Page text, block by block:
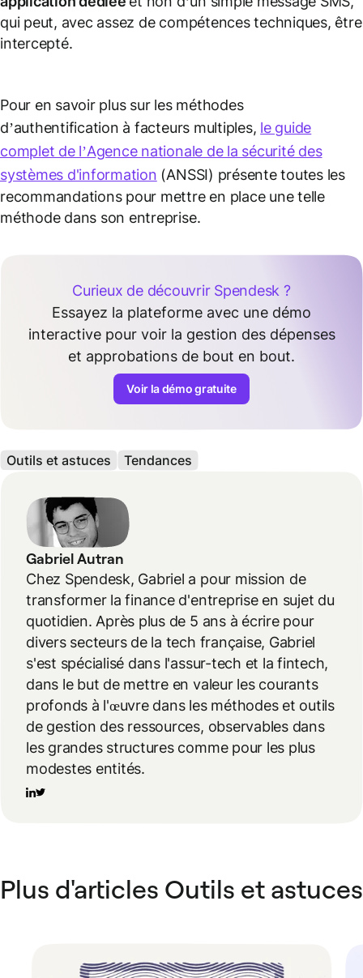
qui peut, avec assez de compétences techniques, être
intercepté.
Pour en savoir plus sur les méthodes
d’authentification à facteurs multiples, le guide
complet de l’Agence nationale de la sécurité des
systèmes d'information (ANSSI) présente toutes les
recommandations pour mettre en place une telle
méthode dans son entreprise.
Curieux de découvrir Spendesk ?
Essayez la plateforme avec une démo
interactive pour voir la gestion des dépenses
et approbations de bout en bout.
Voir la démo gratuite
Outils et astuces Tendances
Gabriel Autran
Chez Spendesk, Gabriel a pour mission de
transformer la finance d'entreprise en sujet du
quotidien. Après plus de 5 ans à écrire pour
divers secteurs de la tech française, Gabriel
s'est spécialisé dans l'assur-tech et la fintech,
dans le but de mettre en valeur les courants
profonds à l'œuvre dans les méthodes et outils
de gestion des ressources, observables dans
les grandes structures comme pour les plus
modestes entités.
Plus d'articles Outils et astuces